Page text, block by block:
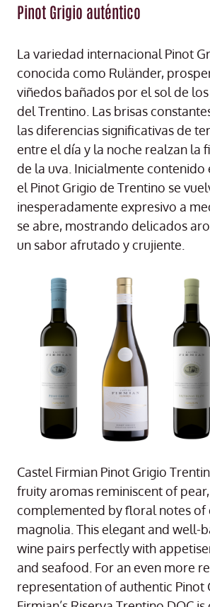
Pinot Grigio auténtico
La variedad internacional Pinot
conocida como Ruländer,
viñedos bañados por el sol de
del Trentino. Las brisas
las diferencias significativas de
entre el día y la noche realzan la
de la uva. Inicialmente contenido
el Pinot Grigio de Trentino se
inesperadamente expresivo a
se abre, mostrando delicados
un sabor afrutado y crujiente.
Castel Firmian Pinot Grigio
fruity aromas reminiscent of pear,
complemented by floral notes of
magnolia. This elegant and well-
wine pairs perfectly with
and seafood. For an even more
representation of authentic Pinot